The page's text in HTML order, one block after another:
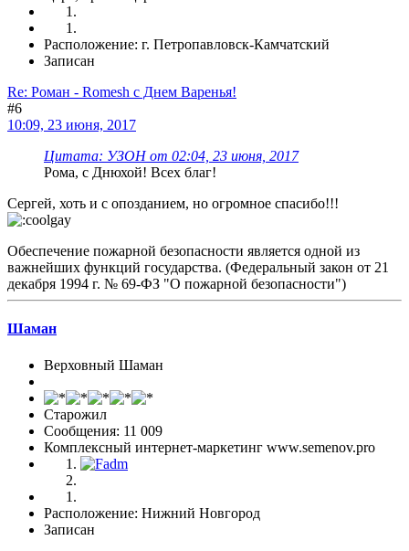
Расположение: г. Петропавловск-Камчатский
Записан
Re: Роман - Romesh с Днем Варенья!
#6
10:09, 23 июня, 2017
Цитата: УЗOH от 02:04, 23 июня, 2017
Рома, с Днюхой! Всех благ!
Сергей, хоть и с опозданием, но огромное спасибо!!!
Обеспечение пожарной безопасности является одной из
важнейших функций государства. (Федеральный закон от 21
декабря 1994 г. № 69-ФЗ "О пожарной безопасности")
Шаман
Верховный Шаман
Старожил
Сообщения: 11 009
Комплексный интернет-маркетинг www.semenov.pro
Расположение: Нижний Новгород
Записан